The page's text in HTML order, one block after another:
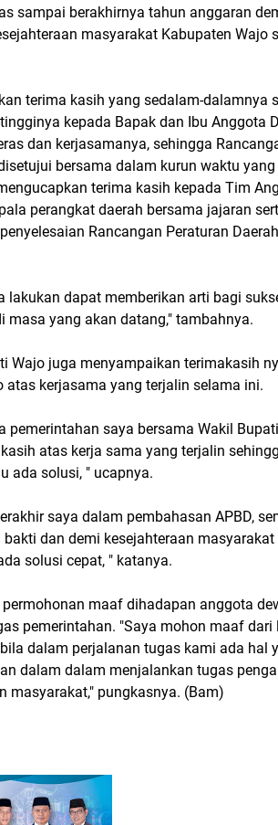
sampai berakhirnya tahun anggaran
masyarakat Kabupaten Wajo
terima kasih yang sedalam-dalamnya
kepada Bapak dan Ibu Anggota
dan kerjasamanya, sehingga
bersama dalam kurun waktu
terima kasih kepada Tim
perangkat daerah bersama jajaran
Rancangan Peraturan
lakukan dapat memberikan arti bagi
masa yang akan datang," tambahnya.
Wajo juga menyampaikan terimakasih
atas kerjasama yang terjalin selama ini.
pemerintahan saya bersama Wakil
atas kerja sama yang terjalin
ada solusi, " ucapnya.
saya dalam pembahasan APBD,
dan demi kesejahteraan masyarakat
solusi cepat, " katanya.
maaf dihadapan anggota
pemerintahan. "Saya mohon maaf dari
dalam perjalanan tugas kami ada hal
dalam dalam menjalankan tugas
masyarakat," pungkasnya. (Bam)